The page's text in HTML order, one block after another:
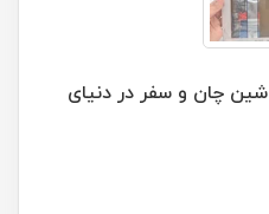
نقاشی الماسی بومی 20 *20 شین چان و سفر در دنیای